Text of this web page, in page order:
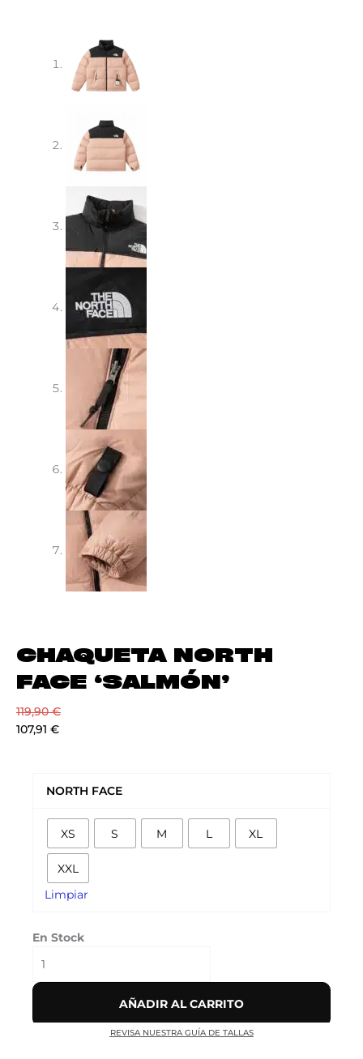
CHAQUETA NORTH
FACE ‘SALMÓN’
119,90€
107,91 €
NORTH FACE
XS S M L XL
XXL
Limpiar
En Stock
'SALMÓN'
cantidad
AÑADIR AL CARRITO
REVISA NUESTRA GUÍA DE TALLAS